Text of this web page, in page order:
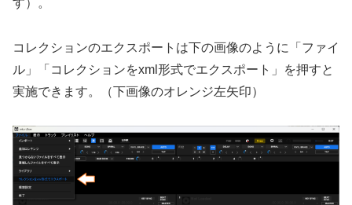
す）。
コレクションのエクスポートは下の画像のように「ファイ
ル」「コレクションをxml形式でエクスポート」を押すと
実施できます。（下画像のオレンジ左矢印）